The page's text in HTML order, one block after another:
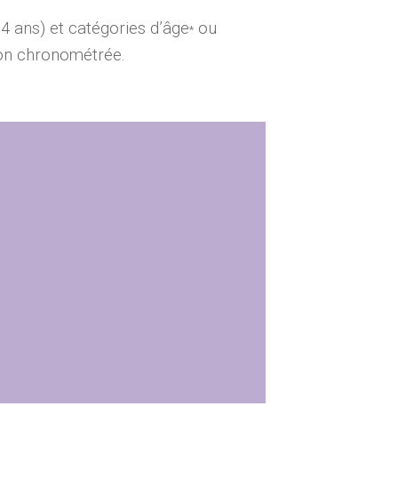
ans) et catégories d’âge* ou
chronométrée.